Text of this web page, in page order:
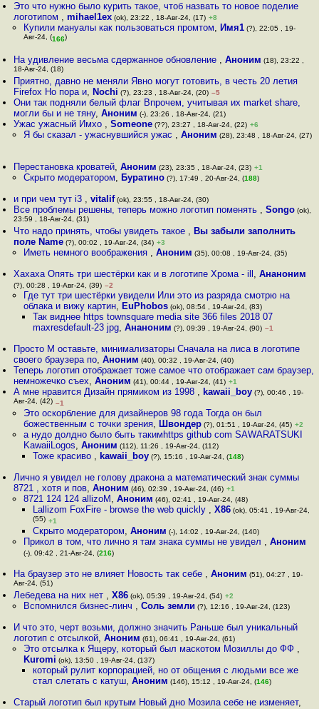
Это что нужно было курить такое, чтоб назвать то новое поделие
логотипом ,mihael1ex (ok), 23:22 , 18-Авг-24, (17) +8
Купили мануалы как пользоваться промтом, Имя1(?), 22:05 , 19-
Авг-24, (166)
На удивление весьма сдержанное обновление ,Аноним (18), 23:22 ,
18-Авг-24, (18)
Приятно, давно не меняли Явно могут готовить, в честь 20 летия
Firefox Но пора и, Nochi (?), 23:23 , 18-Авг-24, (20) –5
Они так подняли белый флаг Впрочем, учитывая их market share,
могли бы и не тяну,Аноним (-), 23:26 , 18-Авг-24, (21)
Ужас ужасный Имхо ,Someone (??), 23:27 , 18-Авг-24, (22) +6
Я бы сказал - ужаснувшийся ужас , Аноним (28), 23:48 , 18-Авг-24, (27)
Перестановка кроватей,Аноним (23), 23:35 , 18-Авг-24, (23) +1
Скрыто модератором, Буратино(?), 17:49 , 20-Авг-24, (188)
и при чем тут i3 ,vitalif(ok), 23:55 , 18-Авг-24, (30)
Все проблемы решены, теперь можно логотип поменять ,Songo (ok),
23:59 , 18-Авг-24, (31)
Что надо принять, чтобы увидеть такое , Вы забыли заполнить
поле Name (?), 00:02 , 19-Авг-24, (34) +3
Иметь немного воображения , Аноним (35), 00:08 , 19-Авг-24, (35)
Хахаха Опять три шестёрки как и в логотипе Хрома - ill ,Ананоним
(?), 00:28 , 19-Авг-24, (39) –2
Где тут три шестёрки увидели Или это из разряда смотрю на
облака и вижу картин, EuPhobos(ok), 08:54 , 19-Авг-24, (83)
Так виднее https townsquare media site 366 files 2018 07
maxresdefault-23 jpg, Ананоним (?), 09:39 , 19-Авг-24, (90) –1
Просто М оставьте, минимализаторы Сначала на лиса в логотипе
своего браузера по,Аноним (40), 00:32 , 19-Авг-24, (40)
Теперь логотип отображает тоже самое что отображает сам браузер,
немножечко съех,Аноним (41), 00:44 , 19-Авг-24, (41) +1
А мне нравится Дизайн прямиком из 1998 , kawaii_boy (?), 00:46 , 19-
Авг-24, (42) –1
Это оскорбление для дизайнеров 98 года Тогда он был
божественным с точки зрения, Швондер(?), 01:51 , 19-Авг-24, (45) +2
а нудо долдно было быть такимhttps github com SAWARATSUKI
KawaiiLogos, Аноним (112), 11:26 , 19-Авг-24, (112)
Тоже красиво , kawaii_boy(?), 15:16 , 19-Авг-24, (148)
Лично я увидел не голову дракона а математический знак суммы
8721 , хотя и пов,Аноним (46), 02:39 , 19-Авг-24, (46) +1
8721 124 124 allizoM , Аноним (46), 02:41 , 19-Авг-24, (48)
Lallizom FoxFire - browse the web quickly , X86(ok), 05:41 , 19-Авг-24,
(55) +1
Скрыто модератором, Аноним (-), 14:02 , 19-Авг-24, (140)
Прикол в том, что лично я там знака суммы не увидел , Аноним
(-), 09:42 , 21-Авг-24, (216)
На браузер это не влияет Новость так себе ,Аноним (51), 04:27 , 19-
Авг-24, (51)
Лебедева на них нет ,X86 (ok), 05:39 , 19-Авг-24, (54) +2
Вспомнился бизнес-линч , Соль земли (?), 12:16 , 19-Авг-24, (123)
И что это, черт возьми, должно значить Раньше был уникальный
логотип с отсылкой,Аноним (61), 06:41 , 19-Авг-24, (61)
Это отсылка к Ящеру, который был маскотом Мозиллы до ФФ ,
Kuromi (ok), 13:50 , 19-Авг-24, (137)
который рулит корпорацией, но от общения с людьми все же
стал слетать с катуш, Аноним (146), 15:12 , 19-Авг-24, (146)
Старый логотип был крутым Новый дно Мозила себе не изменяет,